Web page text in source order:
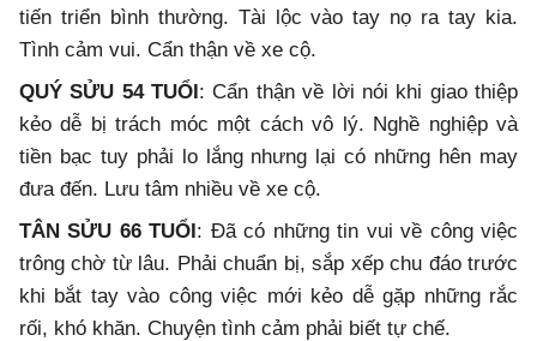
tiến triển bình thường. Tài lộc vào tay nọ ra tay kia.
Tình cảm vui. Cẩn thận về xe cộ.
QUÝ SỬU 54 TUỔI: Cẩn thận về lời nói khi giao thiệp
kẻo dễ bị trách móc một cách vô lý. Nghề nghiệp và
tiền bạc tuy phải lo lắng nhưng lại có những hên may
đưa đến. Lưu tâm nhiều về xe cộ.
TÂN SỬU 66 TUỔI: Đã có những tin vui về công việc
trông chờ từ lâu. Phải chuẩn bị, sắp xếp chu đáo trước
khi bắt tay vào công việc mới kẻo dễ gặp những rắc
rối, khó khăn. Chuyện tình cảm phải biết tự chế.